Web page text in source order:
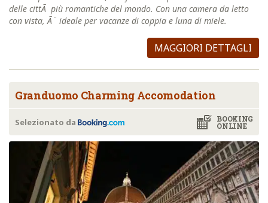
delle cittÃ più romantiche del mondo. Con una camera da letto
con vista, Ã¨ ideale per vacanze di coppia e luna di miele.
MAGGIORI DETTAGLI
Granduomo Charming Accomodation
BOOKING
ONLINE
Selezionato da